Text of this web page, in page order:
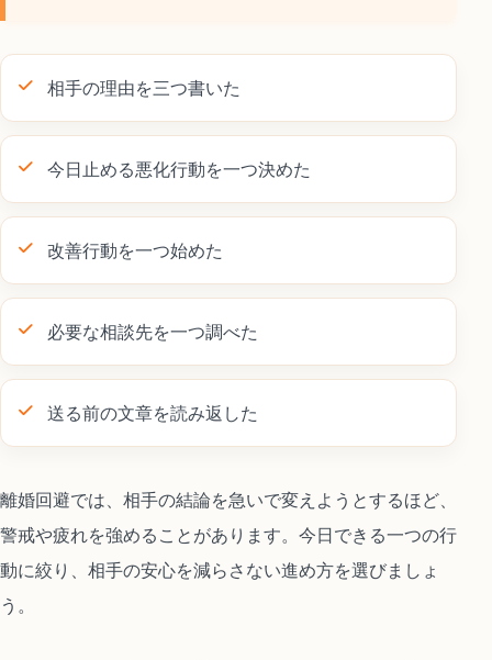
相手の理由を三つ書いた
今日止める悪化行動を一つ決めた
改善行動を一つ始めた
必要な相談先を一つ調べた
送る前の文章を読み返した
離婚回避では、相手の結論を急いで変えようとするほど、
警戒や疲れを強めることがあります。今日できる一つの行
動に絞り、相手の安心を減らさない進め方を選びましょ
う。